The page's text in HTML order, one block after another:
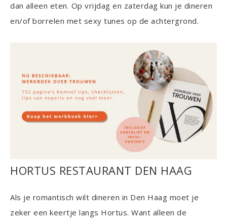
dan alleen eten. Op vrijdag en zaterdag kun je dineren
en/of borrelen met sexy tunes op de achtergrond.
HORTUS RESTAURANT DEN HAAG
Als je romantisch wilt dineren in Den Haag moet je
zeker een keertje langs Hortus. Want alleen de